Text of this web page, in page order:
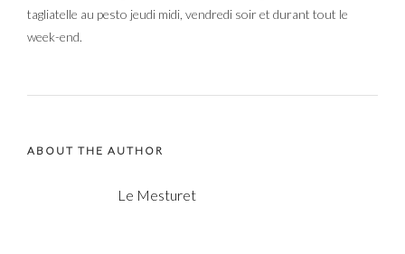
tagliatelle au pesto jeudi midi, vendredi soir et durant tout le
week-end.
ABOUT THE AUTHOR
Le Mesturet